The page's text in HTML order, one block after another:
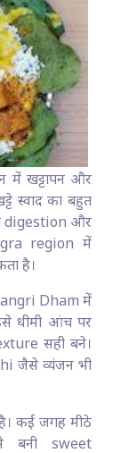
में खट्टापन और
स्वाद का बहुत
digestion और
region में
है।
Dham में
धीमी आंच पर
सही बने।
जैसे व्यंजन भी
कई जगह मीठे
बनी sweet